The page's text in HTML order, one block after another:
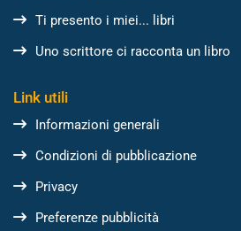
Ti presento i miei... libri
Uno scrittore ci racconta un libro
Link utili
Informazioni generali
Condizioni di pubblicazione
Privacy
Preferenze pubblicità